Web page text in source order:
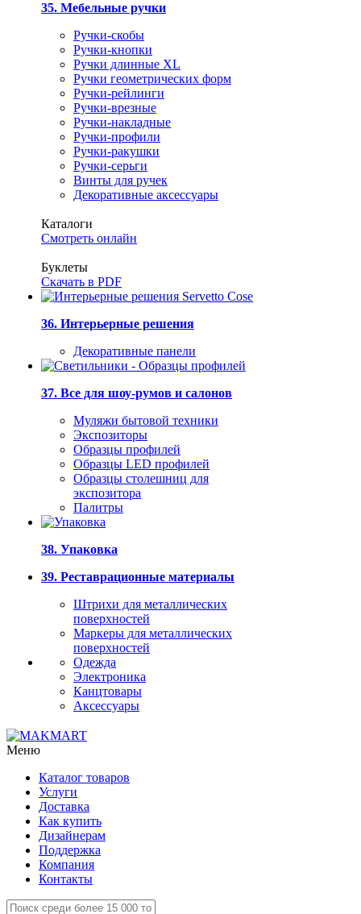
35. Мебельные ручки
Ручки-скобы
Ручки-кнопки
Ручки длинные XL
Ручки геометрических форм
Ручки-рейлинги
Ручки-врезные
Ручки-накладные
Ручки-профили
Ручки-ракушки
Ручки-серьги
Винты для ручек
Декоративные аксессуары
Каталоги
Смотреть онлайн
Буклеты
Скачать в PDF
36. Интерьерные решения
Декоративные панели
37. Все для шоу-румов и салонов
Муляжи бытовой техники
Экспозиторы
Образцы профилей
Образцы LED профилей
Образцы столешниц для
экспозитора
Палитры
38. Упаковка
39. Реставрационные материалы
Штрихи для металлических
поверхностей
Маркеры для металлических
поверхностей
Одежда
Электроника
Канцтовары
Аксессуары
Меню
Каталог товаров
Услуги
Доставка
Как купить
Дизайнерам
Поддержка
Компания
Контакты